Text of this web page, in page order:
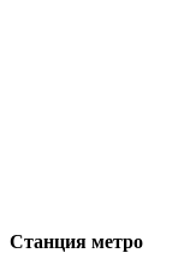
Станция метро